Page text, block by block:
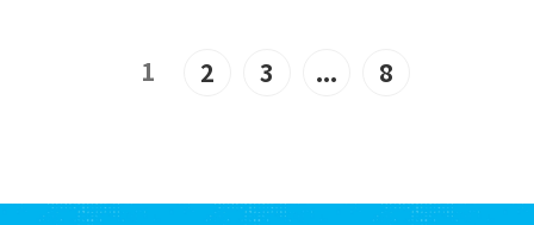
1 2 3 ... 8